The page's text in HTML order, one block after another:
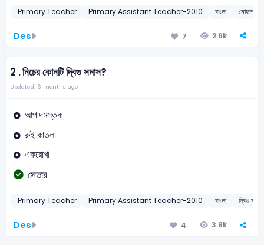
Primary Teacher Primary Assistant Teacher-2010 বাংলা মোহাম্মদ
Des 7 2.6k
2 .নিচের কোনটি দ্বিগু সমাস?
Updated: 6 months ago
আপাদমস্তক
রুই কাতলা
একরোখা
সেতার
Primary Teacher Primary Assistant Teacher-2010 বাংলা দ্বিগু সমাস
Des 4 3.8k